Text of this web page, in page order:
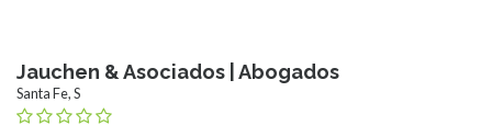
Jauchen & Asociados | Abogados
Santa Fe, S